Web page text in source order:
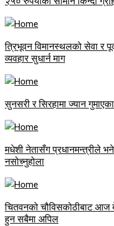
त्रिभूवन विमानस्थलको सेवा र
व्यवहार सुधार्न माग
सुनसरी र सिरहामा ज्यान
मधेशी नेतासँग प्रधानमन्त्रीले
नसोच्नुहोला
चितवनको चौविसकोठीबाट आज
हुन सबैमा अपिल